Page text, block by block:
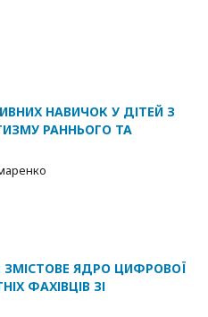
НАВИЧОК У ДІТЕЙ З
РАННЬОГО ТА
ЗМІСТОВЕ ЯДРО ЦИФРОВОЇ
ФАХІВЦІВ ЗІ